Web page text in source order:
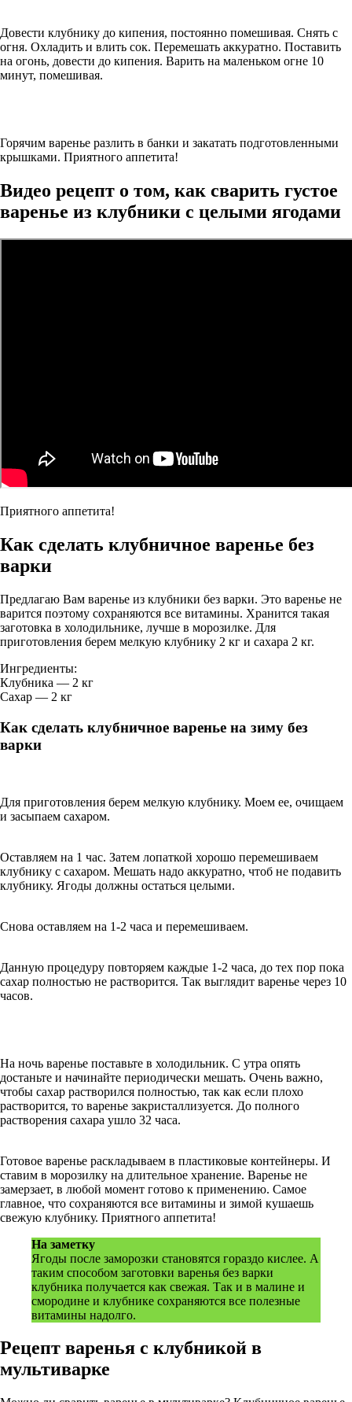
Довести клубнику до кипения, постоянно помешивая. Снять с
огня. Охладить и влить сок. Перемешать аккуратно. Поставить
на огонь, довести до кипения. Варить на маленьком огне 10
минут, помешивая.
Горячим варенье разлить в банки и закатать подготовленными
крышками. Приятного аппетита!
Видео рецепт о том, как сварить густое
варенье из клубники с целыми ягодами
Приятного аппетита!
Как сделать клубничное варенье без
варки
Предлагаю Вам варенье из клубники без варки. Это варенье не
варится поэтому сохраняются все витамины. Хранится такая
заготовка в холодильнике, лучше в морозилке. Для
приготовления берем мелкую клубнику 2 кг и сахара 2 кг.
Ингредиенты:
Клубника — 2 кг
Сахар — 2 кг
Как сделать клубничное варенье на зиму без
варки
Для приготовления берем мелкую клубнику. Моем ее, очищаем
и засыпаем сахаром.
Оставляем на 1 час. Затем лопаткой хорошо перемешиваем
клубнику с сахаром. Мешать надо аккуратно, чтоб не подавить
клубнику. Ягоды должны остаться целыми.
Снова оставляем на 1-2 часа и перемешиваем.
Данную процедуру повторяем каждые 1-2 часа, до тех пор пока
сахар полностью не растворится. Так выглядит варенье через 10
часов.
На ночь варенье поставьте в холодильник. С утра опять
достаньте и начинайте периодически мешать. Очень важно,
чтобы сахар растворился полностью, так как если плохо
растворится, то варенье закристаллизуется. До полного
растворения сахара ушло 32 часа.
Готовое варенье раскладываем в пластиковые контейнеры. И
ставим в морозилку на длительное хранение. Варенье не
замерзает, в любой момент готово к применению. Самое
главное, что сохраняются все витамины и зимой кушаешь
свежую клубнику. Приятного аппетита!
На заметку
Ягоды после заморозки становятся гораздо кислее. А
таким способом заготовки варенья без варки
клубника получается как свежая. Так и в малине и
смородине и клубнике сохраняются все полезные
витамины надолго.
Рецепт варенья с клубникой в
мультиварке